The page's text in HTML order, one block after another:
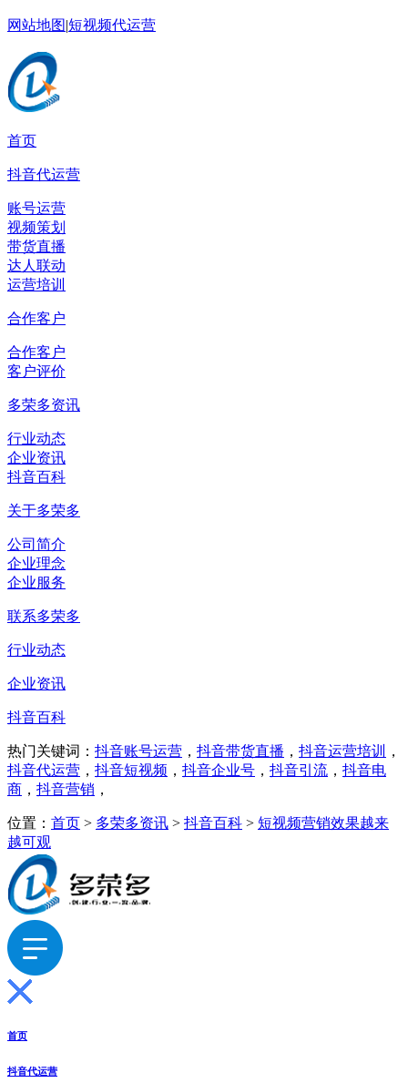
网站地图|短视频代运营
首页
抖音代运营
账号运营
视频策划
带货直播
达人联动
运营培训
合作客户
合作客户
客户评价
多荣多资讯
行业动态
企业资讯
抖音百科
关于多荣多
公司简介
企业理念
企业服务
联系多荣多
行业动态
企业资讯
抖音百科
热门关键词： 抖音账号运营 ， 抖音带货直播 ， 抖音运营培训
，
抖音代运营 ， 抖音短视频 ， 抖音企业号 ， 抖音引流 ， 抖音电
商 ， 抖音营销 ，
位置： 首页 > 多荣多资讯 > 抖音百科 > 短视频营销效果越来
越可观
首页
抖音代运营